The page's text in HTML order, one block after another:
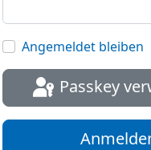
Angemeldet bleiben
Passkey